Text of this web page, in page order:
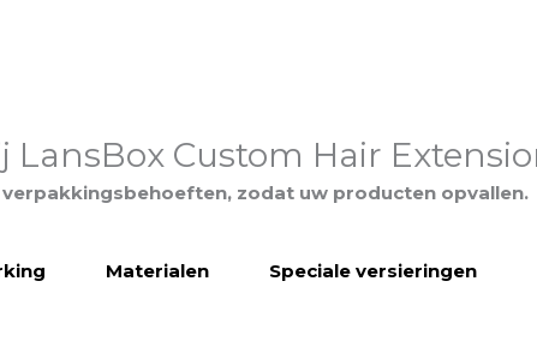
Custom Hair
zodat uw producten opvallen.
Materialen Speciale versieringen